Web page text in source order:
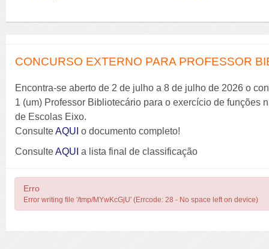
CONCURSO EXTERNO PARA PROFESSOR
Encontra-se aberto de 2 de julho a 8 de julho de 2026 o
1 (um) Professor Bibliotecário para o exercício de funções
de Escolas Eixo.
ConsulteAQUI o documento completo!
ConsulteAQUI a lista final de classificação
Erro
Error writing file '/tmp/MYwKcGjU' (Errcode: 28 - No space left on device)